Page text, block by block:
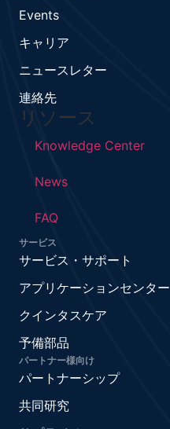
Events
キャリア
ニュースレター
連絡先
リソース
Knowledge Center
News
FAQ
サービス
サービス・サポート
アプリケーションセンター
クインタスケア
予備部品
パートナー様向け
パートナーシップ
共同研究